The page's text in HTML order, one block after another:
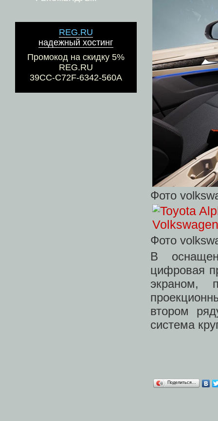
REG.RU
надежный хостинг
Промокод на скидку 5%
REG.RU
39CC-C72F-6342-560A
Фото
Фото
В
цифровая
экраном,
втором
система
Поделиться…